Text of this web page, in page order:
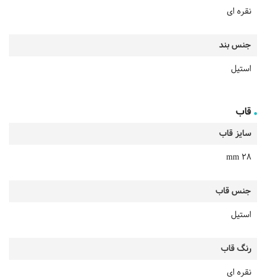
نقره ای
جنس بند
استیل
قاب
سایز قاب
28 mm
جنس قاب
استیل
رنگ قاب
نقره ای